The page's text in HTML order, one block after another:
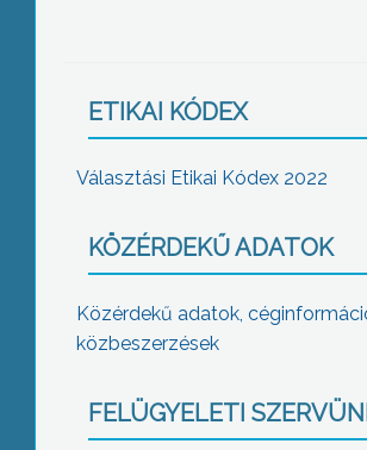
ETIKAI KÓDEX
Választási Etikai Kódex 2022
KÖZÉRDEKŰ ADATOK
Közérdekű adatok,
közbeszerzések
FELÜGYELETI